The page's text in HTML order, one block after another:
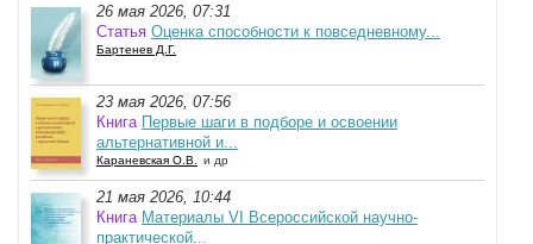
26 мая 2026, 07:31
Статья Оценка способности к повседневному...
Бартенев Д.Г.
23 мая 2026, 07:56
Книга Первые шаги в подборе и освоении
альтернативной и...
Караневская О.В. и др
21 мая 2026, 10:44
Книга Материалы VI Всероссийской научно-
практической...